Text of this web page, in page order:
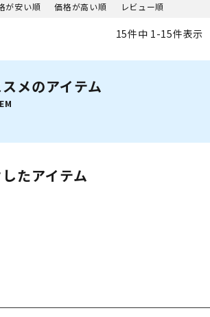
が安い順 価格が高い順 レビュー順
15件中 1-15件表示
メのアイテム
たアイテム